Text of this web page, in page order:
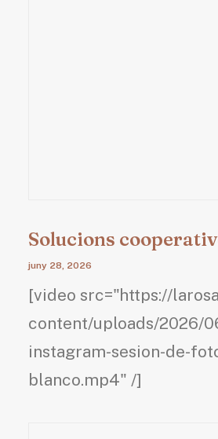
Solucions
juny 28, 2026
[video src="https://
content/uploads/2026/
instagram-sesion-de-
blanco.mp4" /]